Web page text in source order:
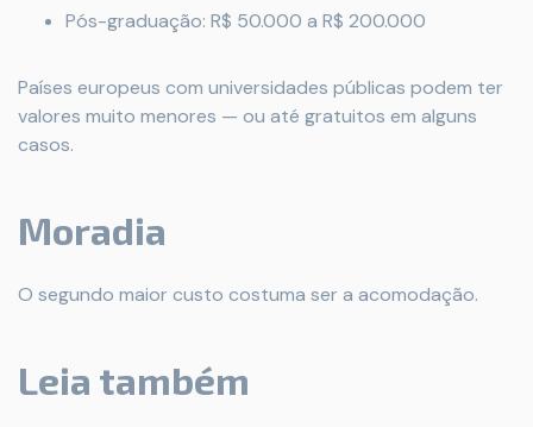
Pós-graduação: R$ 50.000 a R$ 200.000
Países europeus com universidades públicas podem ter
valores muito menores — ou até gratuitos em alguns
casos.
Moradia
O segundo maior custo costuma ser a acomodação.
Leia também